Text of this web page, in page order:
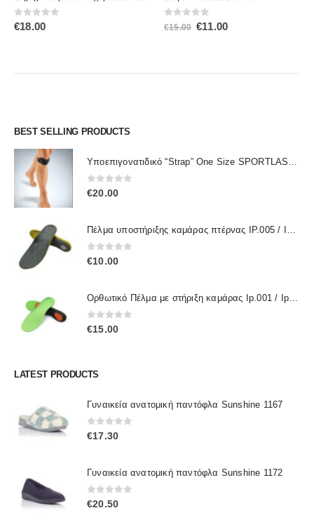
0out of 5
€18.00 0out of 5
€15.00 Original
€11.00Η
BEST SELLING PRODUCTS
Υποεπιγονατιδικό “Strap” One Size SPORTLASTIC 80300 OrthoLand
0out of 5
€20.00
Πέλμα υποστήριξης καμάρας πτέρνας IP.005 / IPinsoles
0out of 5
€10.00
Ορθωτικό Πέλμα με στήριξη καμάρας Ip.001 / IpInsoles
0out of 5
€15.00
LATEST PRODUCTS
Γυναικεία ανατομική παντόφλα Sunshine 1167
0out of 5
€17.30
Γυναικεία ανατομική παντόφλα Sunshine 1172
0out of 5
€20.50